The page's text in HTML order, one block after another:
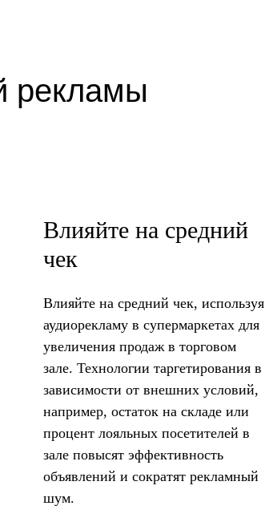
рекламы
Влияйте на средний
чек
Влияйте на средний чек, используя
аудиорекламу в супермаркетах для
увеличения продаж в торговом
зале. Технологии таргетирования в
зависимости от внешних условий,
например, остаток на складе или
процент лояльных посетителей в
зале повысят эффективность
объявлений и сократят рекламный
шум.